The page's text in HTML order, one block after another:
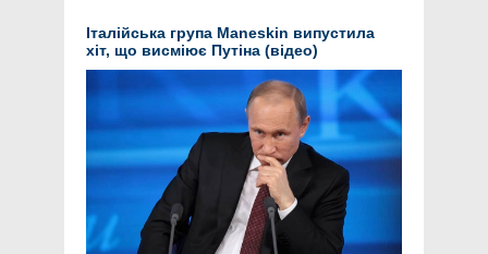
Італійська група Maneskin випустила
хіт, що висміює Путіна (відео)